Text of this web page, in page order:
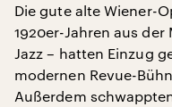
Die gute alte Wiener-
1920er-Jahren aus
Jazz – hatten Einzug
modernen Revue-
Außerdem